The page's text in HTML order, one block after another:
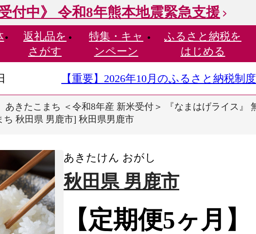
受付中》 令和8年熊本地震緊急支援
返礼品を
さがす
特集・ キャ
ンペーン
ふるさと納税を
はじめる
【重要】2026年10月のふるさと納税制
あきたこまち ＜令和8年産 新米受付＞ 『なまはげライス』
秋田県 男鹿市] 秋田県男鹿市
あきたけん おがし
秋田県 男鹿市
【定期便5ヶ月